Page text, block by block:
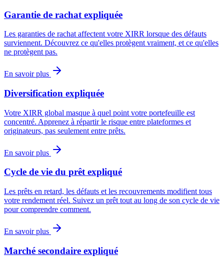
Garantie de rachat expliquée
Les garanties de rachat affectent votre XIRR lorsque des défauts
surviennent. Découvrez ce qu'elles protègent vraiment, et ce qu'elles
ne protègent pas.
En savoir plus
Diversification expliquée
Votre XIRR global masque à quel point votre portefeuille est
concentré. Apprenez à répartir le risque entre plateformes et
originateurs, pas seulement entre prêts.
En savoir plus
Cycle de vie du prêt expliqué
Les prêts en retard, les défauts et les recouvrements modifient tous
votre rendement réel. Suivez un prêt tout au long de son cycle de vie
pour comprendre comment.
En savoir plus
Marché secondaire expliqué